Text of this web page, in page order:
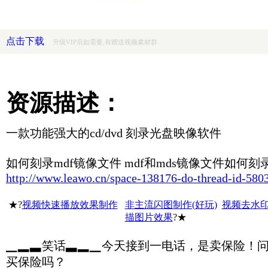
点击下载 升级VIP后如需要,有赠送视频素材群
资源描述：
一款功能强大的cd/dvd 刻录光盘映像软件
如何刻录mdf镜像文件 mdf和mds镜像文件如何刻
http://www.leawo.cn/space-138176-do-thread-id-
★?视频快速播放效果制作 非主流闪图制作(好玩) 视频去水
描图片效果?★
▁▂▃笑话▃▂▁今天接到一电话，是卖保险！
买保险吗？